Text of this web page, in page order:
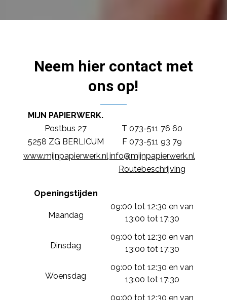
Neem hier contact met
ons op!
MIJN PAPIERWERK.
Postbus 27
T 073-511 76 60
5258 ZG BERLICUM
F 073-511 93 79
www.mijnpapierwerk.nlinfo@mijnpapierwerk.nl
Routebeschrijving
Openingstijden
Maandag
09:00 tot 12:30 en van
13:00 tot 17:30
Dinsdag
09:00 tot 12:30 en van
13:00 tot 17:30
Woensdag
09:00 tot 12:30 en van
13:00 tot 17:30
09:00 tot 12:30 en van